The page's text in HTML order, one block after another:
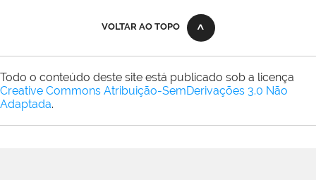
VOLTAR AO TOPO
Todo o conteúdo deste site está publicado sob a licença
Creative Commons Atribuição-SemDerivações 3.0 Não
Adaptada.